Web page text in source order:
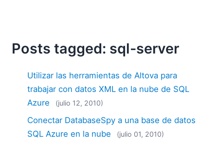
2026
2024
2023
2022
2020
2019
Posts tagged: sql-server
Utilizar las herramientas de Altova para
trabajar con datos XML en la nube de SQL
Azure
(julio 12, 2010)
Conectar DatabaseSpy a una base de datos
SQL Azure en la nube
(julio 01, 2010)